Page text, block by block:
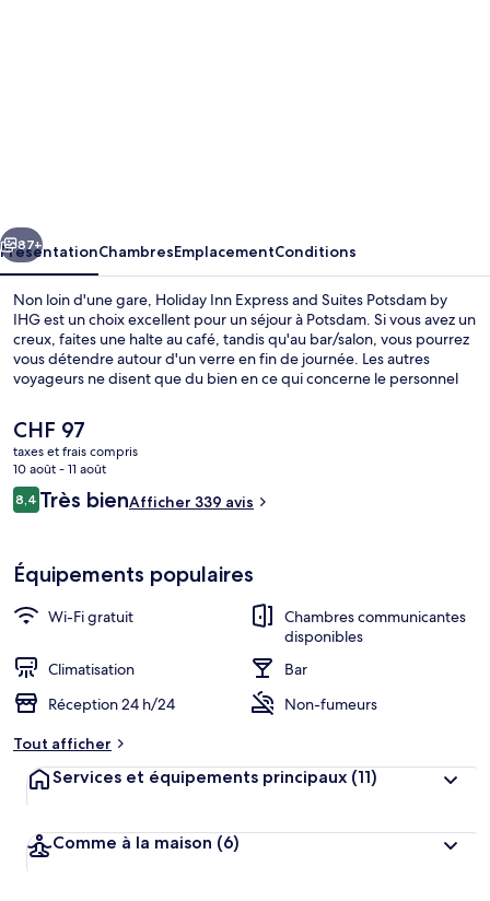
Suites
Potsdam
by
IHG
Suivant
87+
PrésentationChambresEmplacementConditions
Non loin d'une gare, Holiday Inn Express and Suites Potsdam by
IHG est un choix excellent pour un séjour à Potsdam. Si vous avez un
creux, faites une halte au café, tandis qu'au bar/salon, vous pourrez
vous détendre autour d'un verre en fin de journée. Les autres
voyageurs ne disent que du bien en ce qui concerne le personnel
gare centrale/H.-Mann-Allee se situe à seulement 13 min à pied.
Le
prix
actuel
est
de
CHF 97
taxes et frais compris
10 août - 11 août
Avis
voyageurs
8,48,4 sur 10
Très bienAfficher 339 avis
Équipements populaires
Wi-Fi gratuit
Chambres communicantes
disponibles
Climatisation
Bar
Réception 24 h/24
Non-fumeurs
Tout afficher
Services et équipements principaux (11)
Comme à la maison (6)